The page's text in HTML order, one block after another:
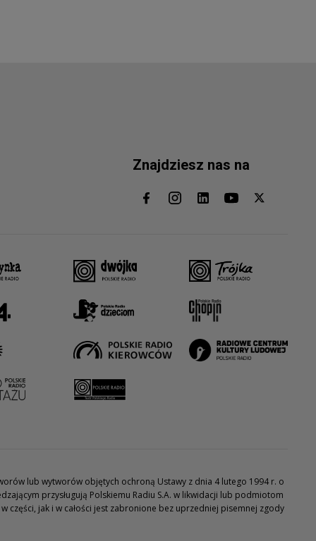
Znajdziesz nas na
lub wytworów objętych ochroną Ustawy z dnia 4 lutego 1994 r. o
przysługują Polskiemu Radiu S.A. w likwidacji lub podmiotom
części, jak i w całości jest zabronione bez uprzedniej pisemnej zgody